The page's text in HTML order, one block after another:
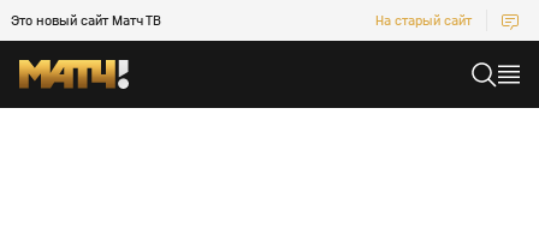
Это новый сайт Матч ТВ На старый сайт